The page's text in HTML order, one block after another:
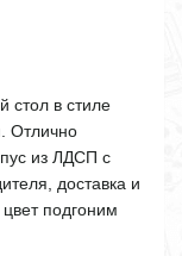
стол в стиле
Отлично
из ЛДСП с
доставка и
подгоним